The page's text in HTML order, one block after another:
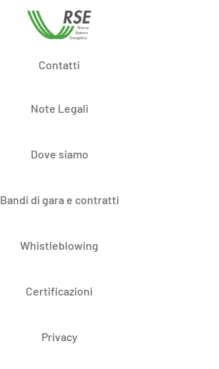
Contatti
Note Legali
Dove siamo
Bandi di gara e contratti
Whistleblowing
Certificazioni
Privacy